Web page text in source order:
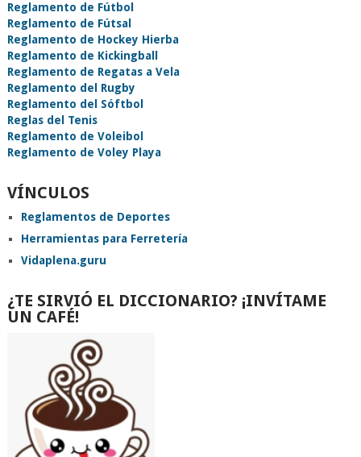
Reglamento de Fútbol
Reglamento de Fútsal
Reglamento de Hockey Hierba
Reglamento de Kickingball
Reglamento de Regatas a Vela
Reglamento del Rugby
Reglamento del Sóftbol
Reglas del Tenis
Reglamento de Voleibol
Reglamento de Voley Playa
VÍNCULOS
Reglamentos de Deportes
Herramientas para Ferretería
Vidaplena.guru
¿TE SIRVIÓ EL DICCIONARIO? ¡INVÍTAME
UN CAFÉ!